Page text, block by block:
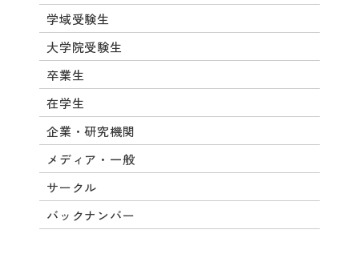
学域受験生
大学院受験生
卒業生
在学生
企業・研究機関
メディア・一般
サークル
バックナンバー